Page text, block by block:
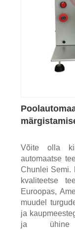
Võite olla
automaatse
Chunlei Semi.
kvaliteetse
Euroopas,
muudel
ja
ja ühine